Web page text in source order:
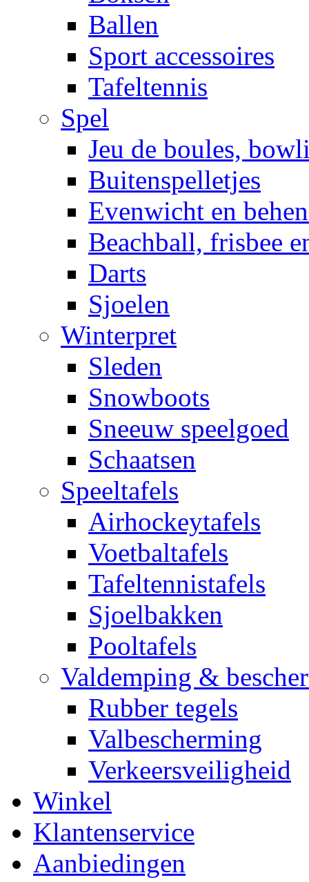
Ballen
Sport accessoires
Tafeltennis
Spel
Jeu de boules,
Buitenspelletjes
Evenwicht en
Beachball, frisbee
Darts
Sjoelen
Winterpret
Sleden
Snowboots
Sneeuw speelgoed
Schaatsen
Speeltafels
Airhockeytafels
Voetbaltafels
Tafeltennistafels
Sjoelbakken
Pooltafels
Valdemping &
Rubber tegels
Valbescherming
Verkeersveiligheid
Winkel
Klantenservice
Aanbiedingen